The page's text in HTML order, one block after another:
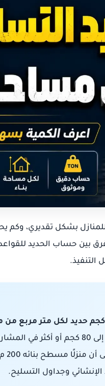
بشكل تقديري، وكم
بين حساب الحديد
وقد تقل الكمية إلى 35 كجم في بعض المباني الخفيفة، وقد تزيد إلى